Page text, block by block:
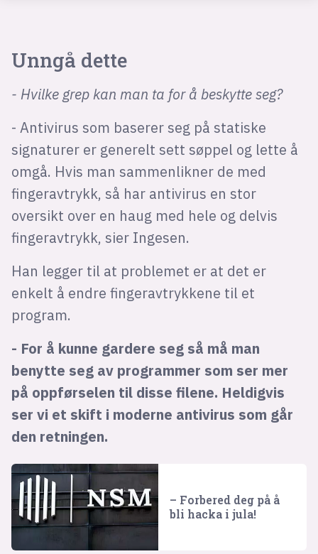
Unngå dette
- Hvilke grep kan man ta for å beskytte seg?
- Antivirus som baserer seg på statiske
signaturer er generelt sett søppel og lette å
omgå. Hvis man sammenlikner de med
fingeravtrykk, så har antivirus en stor
oversikt over en haug med hele og delvis
fingeravtrykk, sier Ingesen.
Han legger til at problemet er at det er
enkelt å endre fingeravtrykkene til et
program.
- For å kunne gardere seg så må man
benytte seg av programmer som ser mer
på oppførselen til disse filene. Heldigvis
ser vi et skift i moderne antivirus som går
den retningen.
– Forbered deg på å
bli hacka i jula!